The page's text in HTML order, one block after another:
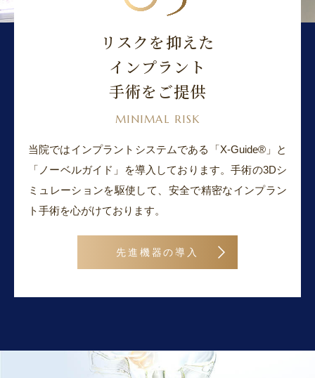
リスクを抑えた
インプラント
手術をご提供
MINIMAL RISK
当院ではインプラントシステムである「X-Guide®」と
「ノーベルガイド」を導入しております。手術の3Dシ
ミュレーションを駆使して、安全で精密なインプラン
ト手術を心がけております。
先進機器の導入